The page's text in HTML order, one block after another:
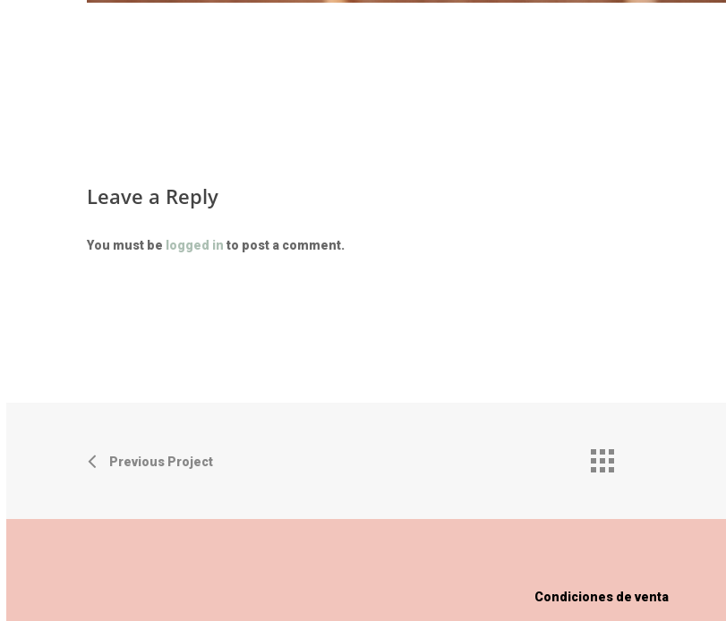
Leave a Reply
You must be logged in to post a comment.
Previous Project
Condiciones de venta